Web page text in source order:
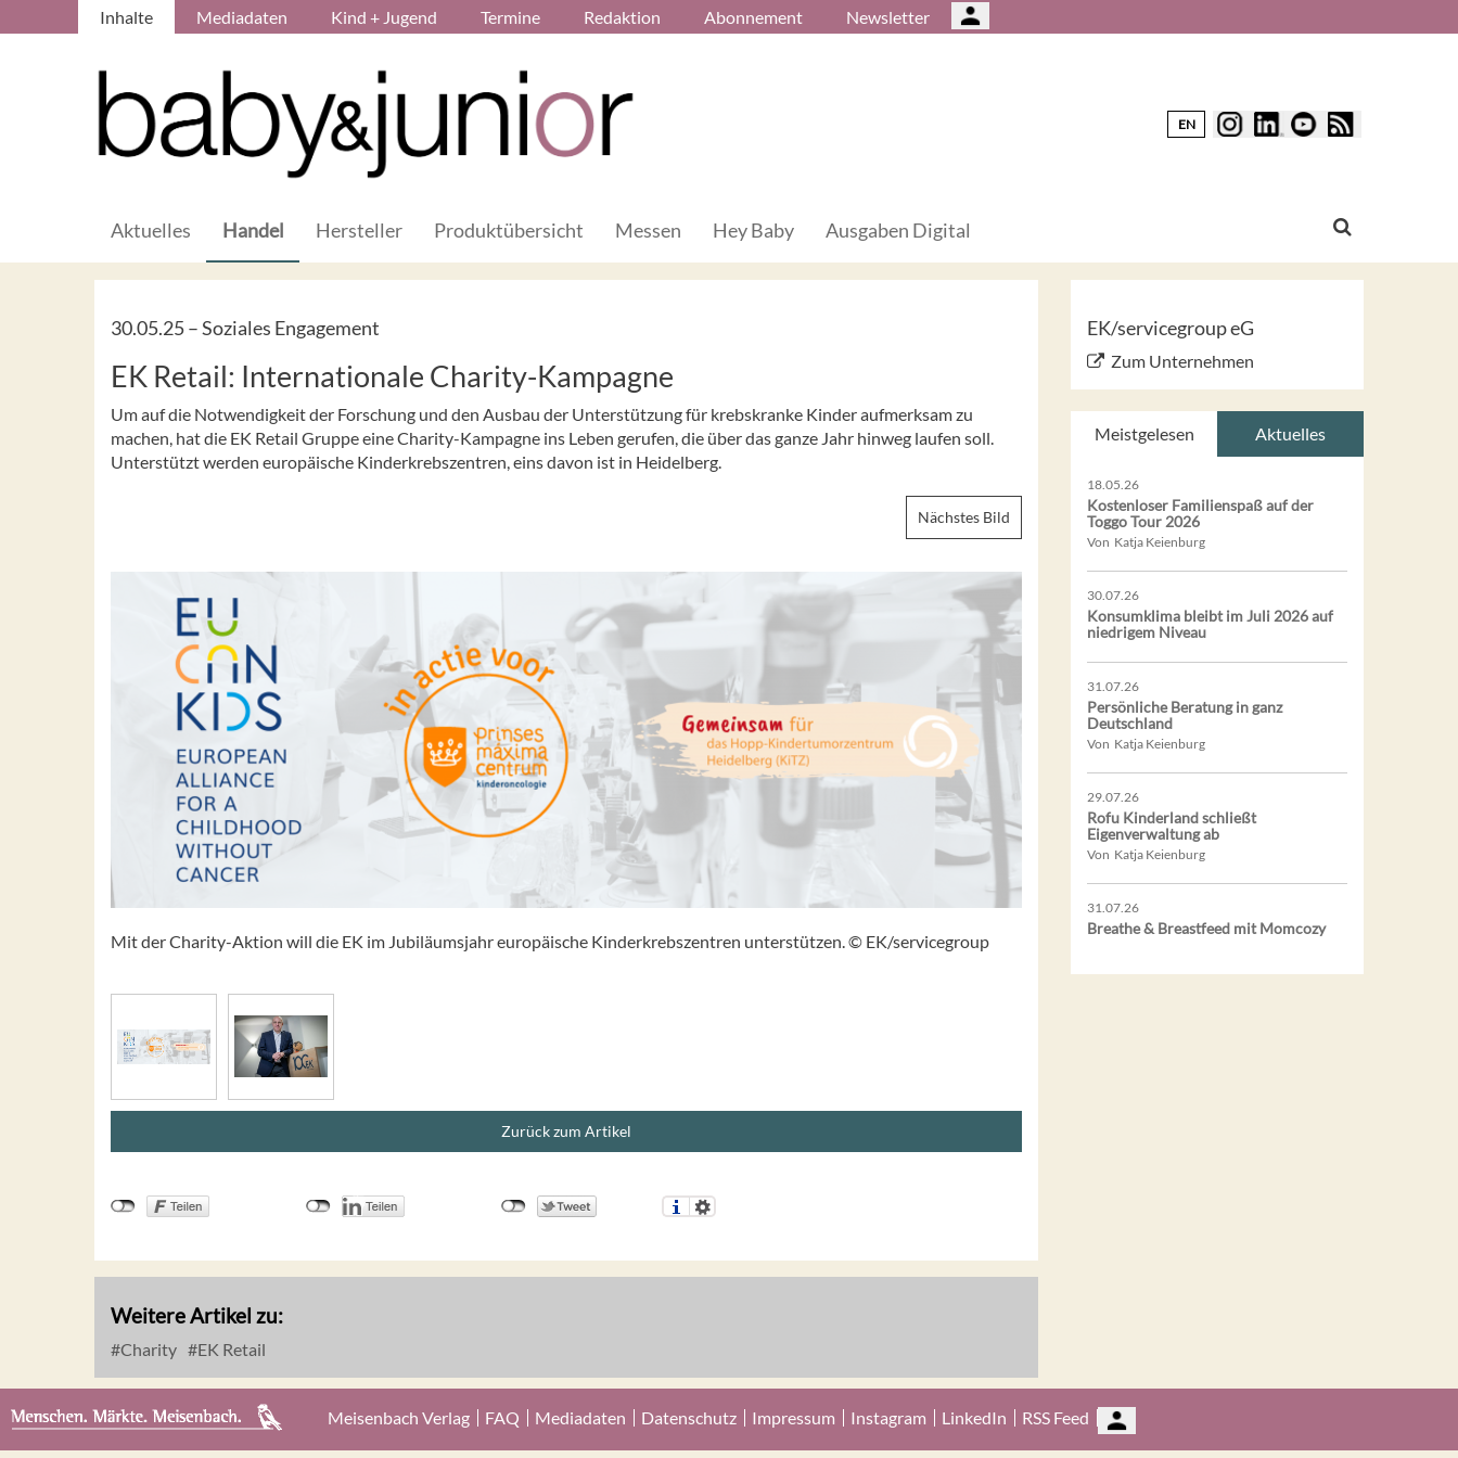
Inhalte Mediadaten Kind + Jugend Termine Redaktion Abonnement Newsletter
EN
Aktuelles Handel Hersteller Produktübersicht Messen Hey Baby Ausgaben Digital
30.05.25 –Soziales Engagement
EK Retail: Internationale Charity-Kampagne
Um auf die Notwendigkeit der Forschung und den Ausbau der Unterstützung für krebskranke Kinder aufmerksam zu
machen, hat die EK Retail Gruppe eine Charity-Kampagne ins Leben gerufen, die über das ganze Jahr hinweg laufen soll.
Unterstützt werden europäische Kinderkrebszentren, eins davon ist in Heidelberg.
Nächstes Bild
Mit der Charity-Aktion will die EK im Jubiläumsjahr europäische Kinderkrebszentren unterstützen. © EK/servicegroup
Zurück zum Artikel
Weitere Artikel zu:
Charity EK Retail
EK/servicegroup eG
Zum Unternehmen
Meistgelesen Aktuelles
18.05.26
Kostenloser Familienspaß auf der
Toggo Tour 2026
Von Katja Keienburg
30.07.26
Konsumklima bleibt im Juli 2026 auf
niedrigem Niveau
31.07.26
Persönliche Beratung in ganz
Deutschland
Von Katja Keienburg
29.07.26
Rofu Kinderland schließt
Eigenverwaltung ab
Von Katja Keienburg
31.07.26
Breathe & Breastfeed mit Momcozy
Meisenbach Verlag FAQ Mediadaten Datenschutz Impressum Instagram LinkedIn RSS Feed